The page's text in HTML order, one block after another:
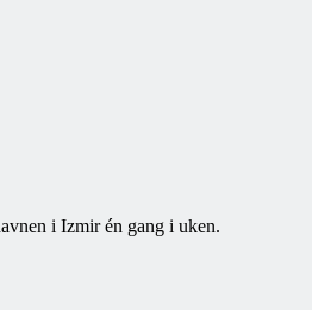
i Izmir én gang i uken.